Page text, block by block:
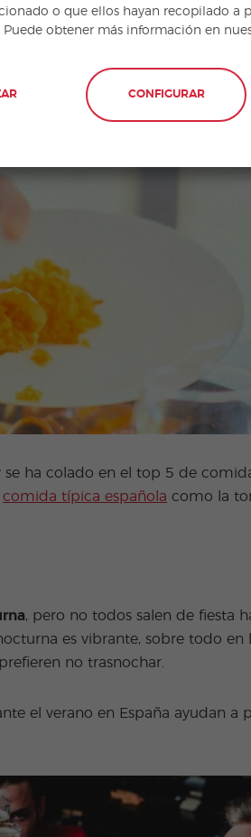
en un
Y es que cada región tiene su
ha colado en el top 5 de
comida típica española como la
, pero no todos salen de fiesta
es vibrante, sobre todo en
no trasnochar.
el verano en España ayudan a
o que ellos hayan recopilado a
Puede obtener más información en
CONFIGURAR